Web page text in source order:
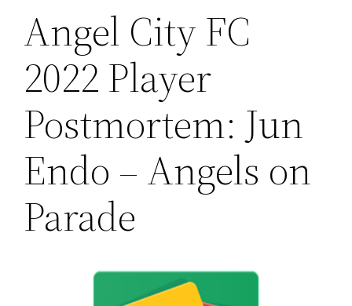
Angel City FC
2022 Player
Postmortem: Jun
Endo – Angels on
Parade